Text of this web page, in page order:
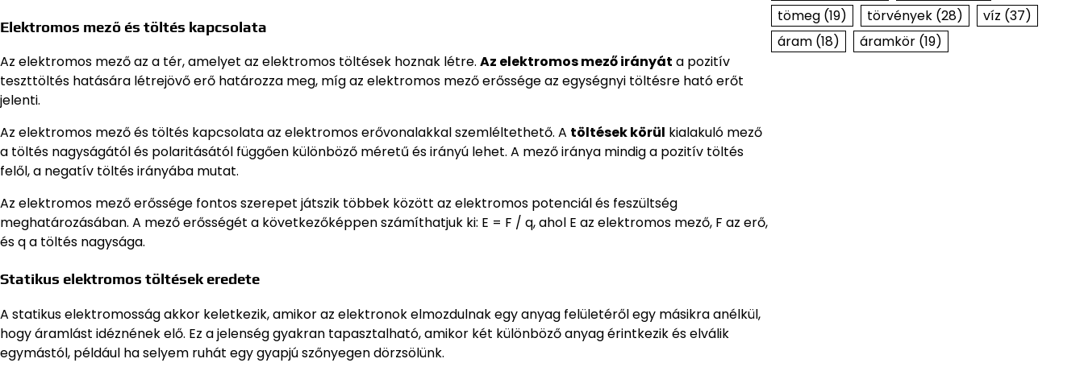
Elektromos mező és töltés kapcsolata
Az elektromos mező az a tér, amelyet az elektromos töltések hoznak létre. Az elektromos mező irányát a pozitív
teszttöltés hatására létrejövő erő határozza meg, míg az elektromos mező erőssége az egységnyi töltésre ható erőt
jelenti.
Az elektromos mező és töltés kapcsolata az elektromos erővonalakkal szemléltethető. A töltések körül kialakuló mező
a töltés nagyságától és polaritásától függően különböző méretű és irányú lehet. A mező iránya mindig a pozitív töltés
felől, a negatív töltés irányába mutat.
Az elektromos mező erőssége fontos szerepet játszik többek között az elektromos potenciál és feszültség
meghatározásában. A mező erősségét a következőképpen számíthatjuk ki: E = F / q, ahol E az elektromos mező, F az erő,
és q a töltés nagysága.
Statikus elektromos töltések eredete
A statikus elektromosság akkor keletkezik, amikor az elektronok elmozdulnak egy anyag felületéről egy másikra anélkül,
hogy áramlást idéznének elő. Ez a jelenség gyakran tapasztalható, amikor két különböző anyag érintkezik és elválik
egymástól, például ha selyem ruhát egy gyapjú szőnyegen dörzsölünk.
tömeg(19) törvények(28) víz (37)
áram(18) áramkör(19)